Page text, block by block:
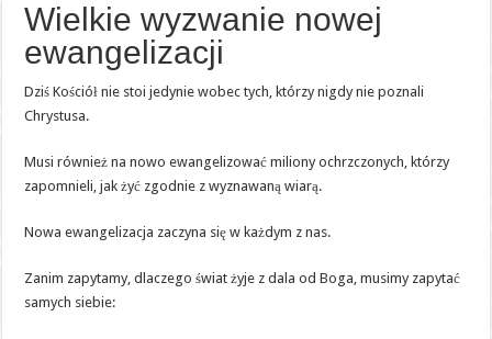
Wielkie wyzwanie nowej
ewangelizacji
Dziś Kościół nie stoi jedynie wobec tych, którzy nigdy nie poznali
Chrystusa.
Musi również na nowo ewangelizować miliony ochrzczonych, którzy
zapomnieli, jak żyć zgodnie z wyznawaną wiarą.
Nowa ewangelizacja zaczyna się w każdym z nas.
Zanim zapytamy, dlaczego świat żyje z dala od Boga, musimy zapytać
samych siebie: